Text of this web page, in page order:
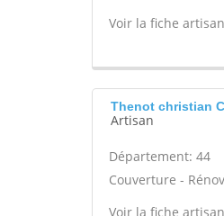
Voir la fiche
Thenot christian
Artisan
Département: 44
Couverture -
Voir la fiche